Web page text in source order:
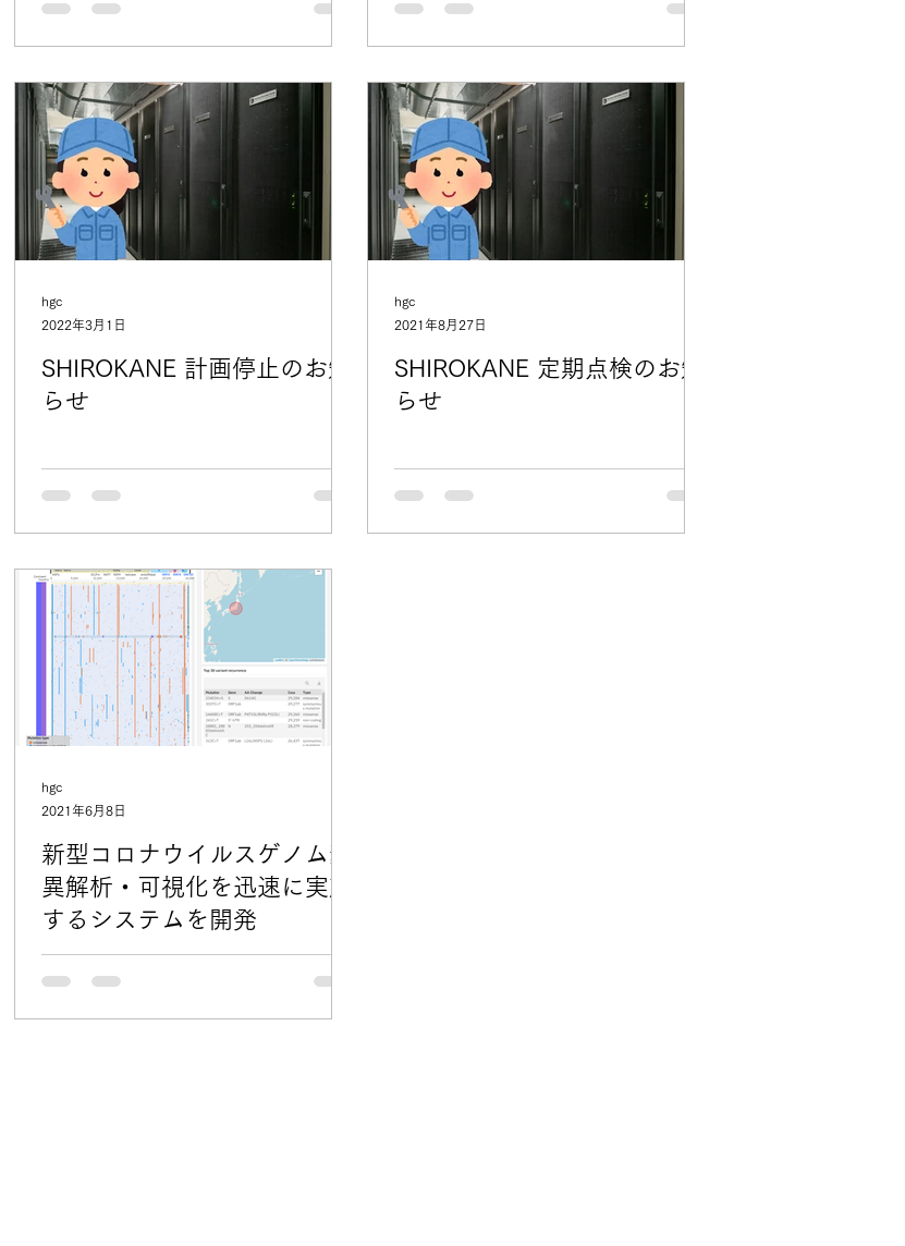
SHIROKANE 計画停止のお知
らせ
hgc
2022年3月1日
SHIROKANE 定期点検のお知
らせ
hgc
2021年8月27日
新型コロナウイルスゲノム変
異解析・可視化を迅速に実施
するシステムを開発
hgc
2021年6月8日